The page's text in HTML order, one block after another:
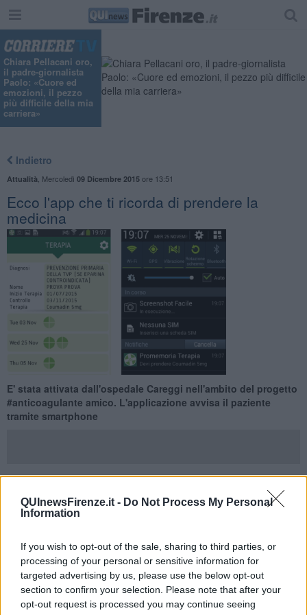
QUInewsFirenze.it - Do Not Process My Personal
Information
If you wish to opt-out of the sale, sharing to third parties, or
processing of your personal or sensitive information for
targeted advertising by us, please use the below opt-out
section to confirm your selection. Please note that after your
opt-out request is processed you may continue seeing
Chiara Pellacani oro,
il padre-giornalista
Paolo: «Cuore ed
emozioni, il pezzo
più difficile della mia
carriera»
Indietro
Attualità Mercoledì 09 Dicembre 2015ore 13:51
Ecco l'app che ti ricorda di prendere la
medicina
E' stata attivata dall'ospedale Careggi nell'ambito del progetto
#anticoagulante amico. L'applicazione avvisa il paziente
tramite smartphone
FIRENZE —I farmaci anticoagulantiservono aregolare la
fluidità del sangue
A Careggii pazientisottoposti a terapia anticoagulante sono
circa1.900, di cui1300 con farmaci antagonisti della vitamina K
(Avk), e600 coi nuovi anticoagulanti orali diretti(Nao).